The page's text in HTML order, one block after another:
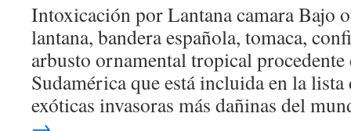
Intoxicación por Lantana camara Bajo
lantana, bandera española, tomaca,
arbusto ornamental tropical
Sudamérica que está incluida en la lista
exóticas invasoras más dañinas del